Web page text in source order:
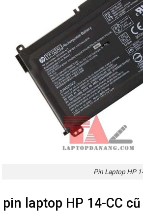
Pin Laptop HP
pin laptop HP 14-CC cũ